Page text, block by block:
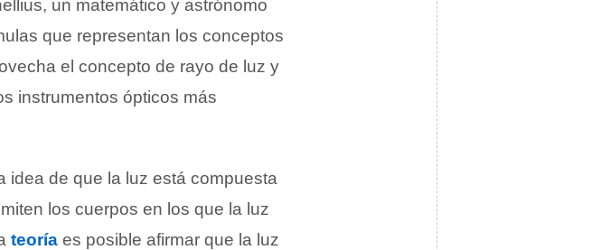
un matemático y astrónomo
que representan los conceptos
el concepto de rayo de luz y
instrumentos ópticos más
idea de que la luz está compuesta
los cuerpos en los que la luz
teoría es posible afirmar que la luz